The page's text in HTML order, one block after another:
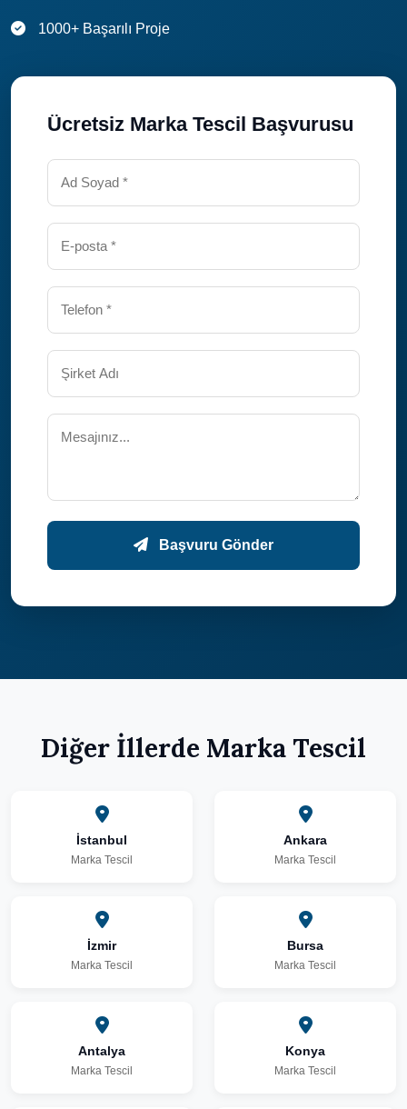
1000+ Başarılı Proje
Ücretsiz Marka Tescil Başvurusu
Başvuru Gönder
Diğer İllerde Marka Tescil
İstanbul
Marka Tescil
Ankara
Marka Tescil
İzmir
Marka Tescil
Bursa
Marka Tescil
Antalya
Marka Tescil
Konya
Marka Tescil